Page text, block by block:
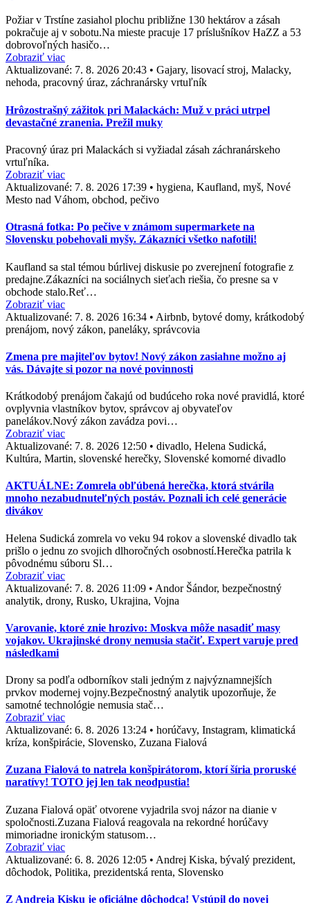
Požiar v Trstíne zasiahol plochu približne 130 hektárov a zásah
pokračuje aj v sobotu.Na mieste pracuje 17 príslušníkov HaZZ a 53
dobrovoľných hasičo…
Zobraziť viac
Aktualizované: 7. 8. 2026 20:43 • Gajary, lisovací stroj, Malacky,
nehoda, pracovný úraz, záchranársky vrtuľník
Hrôzostrašný zážitok pri Malackách: Muž v práci utrpel
devastačné zranenia. Prežil muky
Pracovný úraz pri Malackách si vyžiadal zásah záchranárskeho
vrtuľníka.
Zobraziť viac
Aktualizované: 7. 8. 2026 17:39 • hygiena, Kaufland, myš, Nové
Mesto nad Váhom, obchod, pečivo
Otrasná fotka: Po pečive v známom supermarkete na
Slovensku pobehovali myšy. Zákazníci všetko nafotili!
Kaufland sa stal témou búrlivej diskusie po zverejnení fotografie z
predajne.Zákazníci na sociálnych sieťach riešia, čo presne sa v
obchode stalo.Reť…
Zobraziť viac
Aktualizované: 7. 8. 2026 16:34 • Airbnb, bytové domy, krátkodobý
prenájom, nový zákon, paneláky, správcovia
Zmena pre majiteľov bytov! Nový zákon zasiahne možno aj
vás. Dávajte si pozor na nové povinnosti
Krátkodobý prenájom čakajú od budúceho roka nové pravidlá, ktoré
ovplyvnia vlastníkov bytov, správcov aj obyvateľov
panelákov.Nový zákon zavádza povi…
Zobraziť viac
Aktualizované: 7. 8. 2026 12:50 • divadlo, Helena Sudická,
Kultúra, Martin, slovenské herečky, Slovenské komorné divadlo
AKTUÁLNE: Zomrela obľúbená herečka, ktorá stvárila
mnoho nezabudnuteľných postáv. Poznali ich celé generácie
divákov
Helena Sudická zomrela vo veku 94 rokov a slovenské divadlo tak
prišlo o jednu zo svojich dlhoročných osobností.Herečka patrila k
pôvodnému súboru Sl…
Zobraziť viac
Aktualizované: 7. 8. 2026 11:09 • Andor Šándor, bezpečnostný
analytik, drony, Rusko, Ukrajina, Vojna
Varovanie, ktoré znie hrozivo: Moskva môže nasadiť masy
vojakov. Ukrajinské drony nemusia stačiť. Expert varuje pred
následkami
Drony sa podľa odborníkov stali jedným z najvýznamnejších
prvkov modernej vojny.Bezpečnostný analytik upozorňuje, že
samotné technológie nemusia stač…
Zobraziť viac
Aktualizované: 6. 8. 2026 13:24 • horúčavy, Instagram, klimatická
kríza, konšpirácie, Slovensko, Zuzana Fialová
Zuzana Fialová to natrela konšpirátorom, ktorí šíria proruské
naratívy! TOTO jej len tak neodpustia!
Zuzana Fialová opäť otvorene vyjadrila svoj názor na dianie v
spoločnosti.Zuzana Fialová reagovala na rekordné horúčavy
mimoriadne ironickým statusom…
Zobraziť viac
Aktualizované: 6. 8. 2026 12:05 • Andrej Kiska, bývalý prezident,
dôchodok, Politika, prezidentská renta, Slovensko
Z Andreja Kisku je oficiálne dôchodca! Vstúpil do novej